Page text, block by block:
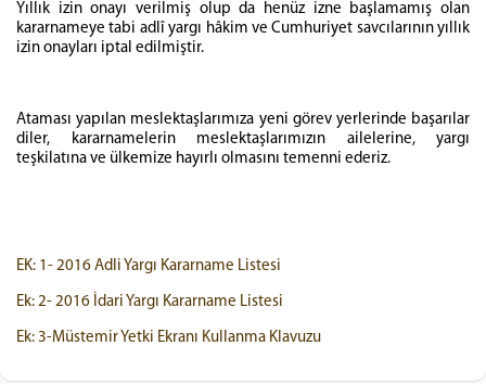
Yıllık izin onayı verilmiş olup da henüz izne başlamamış olan
kararnameye tabi adlî yargı hâkim ve Cumhuriyet savcılarının yıllık
izin onayları iptal edilmiştir.
Ataması yapılan meslektaşlarımıza yeni görev yerlerinde başarılar
diler, kararnamelerin meslektaşlarımızın ailelerine, yargı
teşkilatına ve ülkemize hayırlı olmasını temenni ederiz.
EK: 1- 2016 Adli Yargı Kararname Listesi
Ek: 2- 2016 İdari Yargı Kararname Listesi
Ek: 3-Müstemir Yetki Ekranı Kullanma Klavuzu